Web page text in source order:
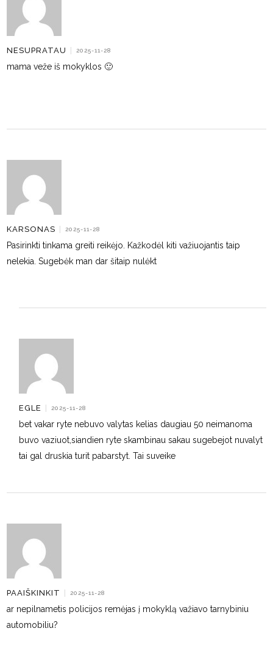
NESUPRATAU | 2025-11-28
mama veže iš mokyklos 🙂
KARSONAS | 2025-11-28
Pasirinkti tinkama greiti reikėjo. Kažkodėl kiti važiuojantis taip
nelekia. Sugebėk man dar šitaip nulėkt
EGLE | 2025-11-28
bet vakar ryte nebuvo valytas kelias daugiau 50 neimanoma
buvo vaziuot,siandien ryte skambinau sakau sugebejot nuvalyt
tai gal druskia turit pabarstyt. Tai suveike
PAAIŠKINKIT | 2025-11-28
ar nepilnametis policijos remėjas į mokyklą važiavo tarnybiniu
automobiliu?